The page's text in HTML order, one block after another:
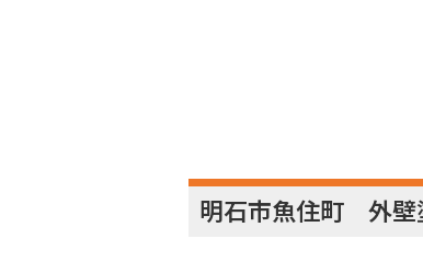
明石市魚住町 外